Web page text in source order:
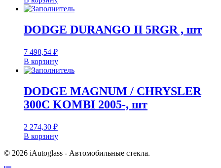
DODGE DURANGO II 5RGR , шт
7 498,54 ₽
В корзину
DODGE MAGNUM / CHRYSLER
300C KOMBI 2005-, шт
2 274,30 ₽
В корзину
© 2026 iAutoglass - Автомобильные стекла.